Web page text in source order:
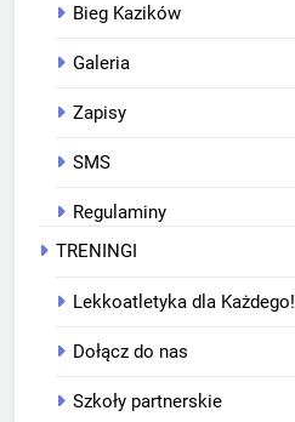
Bieg Kazików
Galeria
Zapisy
SMS
Regulaminy
TRENINGI
Lekkoatletyka dla Każdego!
Dołącz do nas
Szkoły partnerskie